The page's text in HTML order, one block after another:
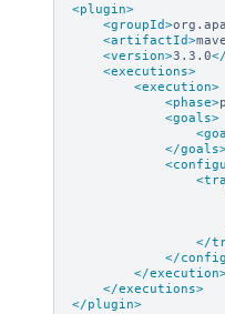
<plugin>
<groupId>
<artifactId>
<version>3.3.0
<executions>
<execution>
<phase>
<goals>
</
</
</
</
</executions>
</plugin>